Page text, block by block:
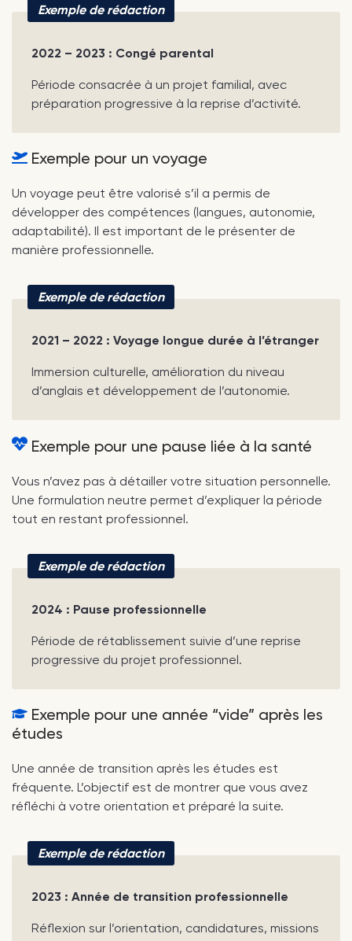
Exemple de rédaction
2022 – 2023 : Congé parental
Période consacrée à un projet familial, avec
préparation progressive à la reprise d’activité.
Exemple pour un voyage
Un voyage peut être valorisé s’il a permis de
développer des compétences (langues, autonomie,
adaptabilité). Il est important de le présenter de
manière professionnelle.
Exemple de rédaction
2021 – 2022 : Voyage longue durée à l’étranger
Immersion culturelle, amélioration du niveau
d’anglais et développement de l’autonomie.
Exemple pour une pause liée à la santé
Vous n’avez pas à détailler votre situation personnelle.
Une formulation neutre permet d’expliquer la période
tout en restant professionnel.
Exemple de rédaction
2024 : Pause professionnelle
Période de rétablissement suivie d’une reprise
progressive du projet professionnel.
Exemple pour une année “vide” après les
études
Une année de transition après les études est
fréquente. L’objectif est de montrer que vous avez
réfléchi à votre orientation et préparé la suite.
Exemple de rédaction
2023 : Année de transition professionnelle
Réflexion sur l’orientation, candidatures, missions